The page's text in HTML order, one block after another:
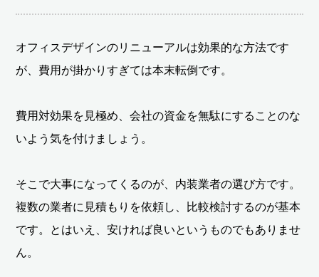
オフィスデザインのリニューアルは効果的な方法です
が、費用が掛かりすぎては本末転倒です。
費用対効果を見極め、会社の資金を無駄にすることのな
いよう気を付けましょう。
そこで大事になってくるのが、内装業者の選び方です。
複数の業者に見積もりを依頼し、比較検討するのが基本
です。とはいえ、安ければ良いというものでもありませ
ん。